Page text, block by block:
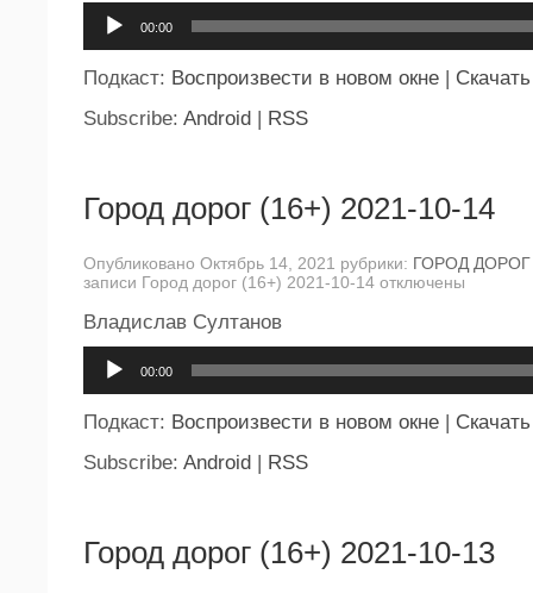
00:00
Подкаст: Воспроизвести в новом окне | Скачать
Subscribe: Android | RSS
Город дорог (16+) 2021-10-14
Опубликовано Октябрь 14, 2021 рубрики: ГОРОД ДОРОГ
записи Город дорог (16+) 2021-10-14 отключены
Владислав Султанов
00:00
Подкаст: Воспроизвести в новом окне | Скачать
Subscribe: Android | RSS
Город дорог (16+) 2021-10-13